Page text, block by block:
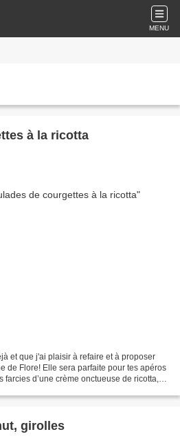
MENU
à la ricotta
et que j'ai plaisir à refaire et à proposer
de Flore! Elle sera parfaite pour tes apéros
d’une crème onctueuse de ricotta,
girolles